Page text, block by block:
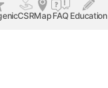
CSRMapFAQ Education